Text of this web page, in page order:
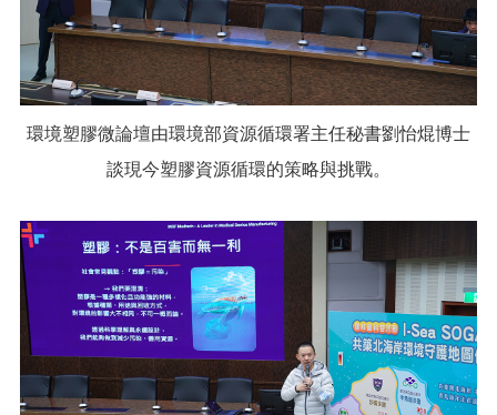
環境塑膠微論壇由環境部資源循環署主任秘書劉怡焜博士
談現今塑膠資源循環的策略與挑戰。